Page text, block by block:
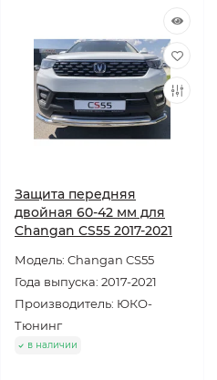
Защита передняя
двойная 60-42 мм для
Changan CS55 2017-2021
Модель: Changan CS55
Года выпуска: 2017-2021
Производитель: ЮКО-
Тюнинг
в наличии